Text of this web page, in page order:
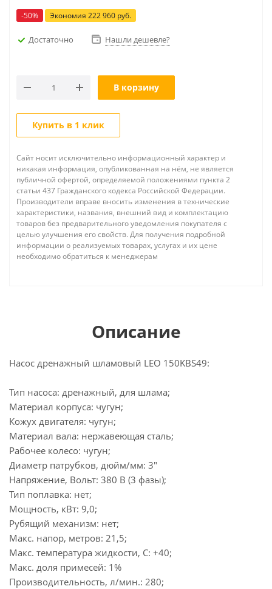
-50% Экономия 222 960 руб.
Достаточно Нашли дешевле?
В корзину
Купить в 1 клик
Сайт носит исключительно информационный характер и
никакая информация, опубликованная на нём, не является
публичной офертой, определяемой положениями пункта 2
статьи 437 Гражданского кодекса Российской Федерации.
Производители вправе вносить изменения в технические
характеристики, названия, внешний вид и комплектацию
товаров без предварительного уведомления покупателя с
целью улучшения его свойств. Для получения подробной
информации о реализуемых товарах, услугах и их цене
необходимо обратиться к менеджерам
Описание
Насос дренажный шламовый LEO 150KBS49:
Тип насоса: дренажный, для шлама;
Материал корпуса: чугун;
Кожух двигателя: чугун;
Материал вала: нержавеющая сталь;
Рабочее колесо: чугун;
Диаметр патрубков, дюйм/мм: 3"
Напряжение, Вольт: 380 В (3 фазы);
Тип поплавка: нет;
Мощность, кВт: 9,0;
Рубящий механизм: нет;
Макс. напор, метров: 21,5;
Макс. температура жидкости, С: +40;
Макс. доля примесей: 1%
Производительность, л/мин.: 280;